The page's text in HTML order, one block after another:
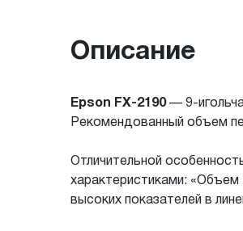
Описание
Epson FX-2190— 9-
Рекомендованный объем
Отличительной
характеристиками:
высоких показателей в